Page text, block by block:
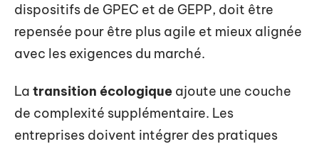
dispositifs de GPEC et de GEPP, doit être
repensée pour être plus agile et mieux alignée
avec les exigences du marché.
La transition écologique ajoute une couche
de complexité supplémentaire. Les
entreprises doivent intégrer des pratiques